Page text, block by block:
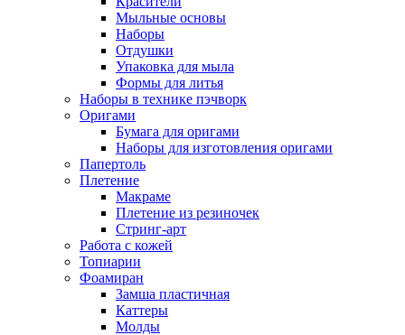
Мыльные основы
Наборы
Отдушки
Упаковка для мыла
Формы для литья
Наборы в технике пэчворк
Оригами
Бумага для оригами
Наборы для изготовления оригами
Папертоль
Плетение
Макраме
Плетение из резиночек
Стринг-арт
Работа с кожей
Топиарии
Фоамиран
Замша пластичная
Каттеры
Молды